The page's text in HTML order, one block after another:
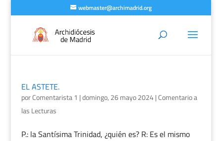
webmaster@archimadrid.org
EL ASTETE.
porComentarista 1 |domingo, 26 mayo 2024|Comentario a
las Lecturas
P.: la Santísima Trinidad, ¿quién es? R: Es el mismo